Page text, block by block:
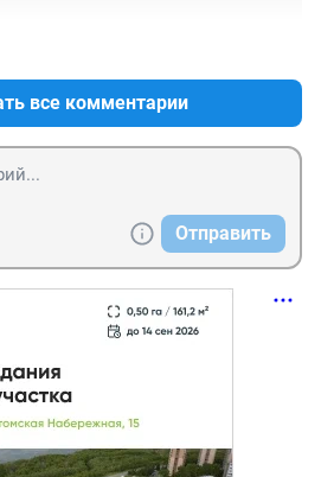
все комментарии
Отправить